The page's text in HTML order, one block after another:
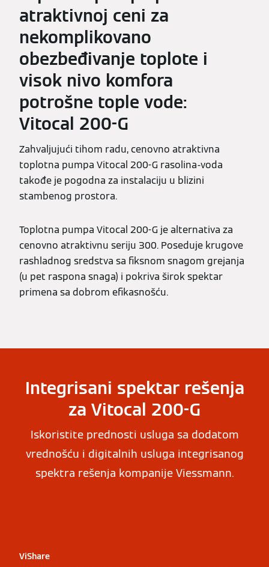
atraktivnoj ceni za
nekomplikovano
obezbeđivanje toplote i
visok nivo komfora
potrošne tople vode:
Vitocal 200-G
Zahvaljujući tihom radu, cenovno atraktivna
toplotna pumpa Vitocal 200-G rasolina-voda
takođe je pogodna za instalaciju u blizini
stambenog prostora.
Toplotna pumpa Vitocal 200-G je alternativa za
cenovno atraktivnu seriju 300. Poseduje krugove
rashladnog sredstva sa fiksnom snagom grejanja
(u pet raspona snaga) i pokriva širok spektar
primena sa dobrom efikasnošću.
Integrisani spektar rešenja
za Vitocal 200-G
Iskoristite prednosti usluga sa dodatom
vrednošću i digitalnih usluga integrisanog
spektra rešenja kompanije Viessmann.
ViShare